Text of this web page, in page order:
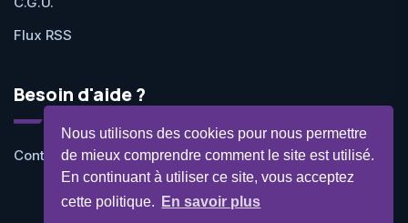
Nous utilisons des cookies pour nous permettre
de mieux comprendre comment le site est utilisé.
En continuant à utiliser ce site, vous acceptez
cette politique.
En savoir plus
Flux RSS
Besoin d'aide ?
Contactez-nous